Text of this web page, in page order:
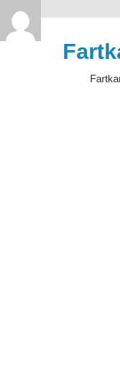
Hoppa
till